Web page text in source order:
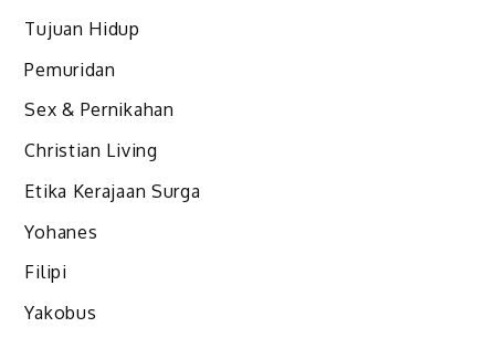
Tujuan Hidup
Pemuridan
Sex & Pernikahan
Christian Living
Etika Kerajaan Surga
Yohanes
Filipi
Yakobus